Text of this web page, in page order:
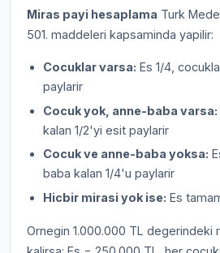
Miras payi hesaplama Turk
501. maddeleri kapsaminda yapilir:
Cocuklar varsa: Es 1/4,
paylarir
Cocuk yok, anne-baba varsa:
kalan 1/2'yi esit paylarir
Cocuk ve anne-baba yoksa:
baba kalan 1/4'u paylarir
Hicbir mirasi yok ise: Es
Ornegin 1.000.000 TL degerindeki